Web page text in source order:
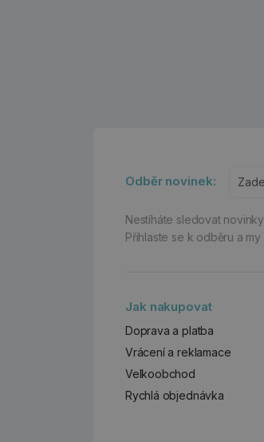
Odběr novinek:
Nestíháte sledovat
Přihlaste se k odběru a
Jak nakupovat
Doprava a platba
Vrácení a reklamace
Velkoobchod
Rychlá objednávka